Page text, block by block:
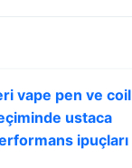
vape pen ve coil
ustaca
ipuçları